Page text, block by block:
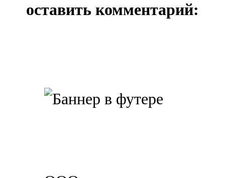
оставить комментарий: